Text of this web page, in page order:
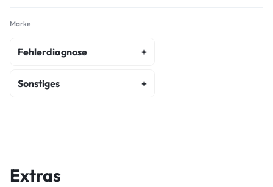
Marke
Fehlerdiagnose
fehlerdiagnose
Sonstiges
Extras